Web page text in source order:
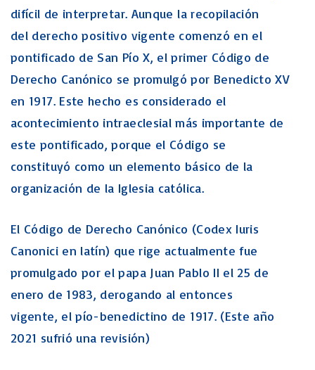
difícil de interpretar. Aunque la recopilación
del derecho positivo vigente comenzó en el
pontificado de San Pío X, el primer Código de
Derecho Canónico se promulgó por Benedicto XV
en 1917. Este hecho es considerado el
acontecimiento intraeclesial más importante de
este pontificado, porque el Código se
constituyó como un elemento básico de la
organización de la Iglesia católica.
El Código de Derecho Canónico (Codex Iuris
Canonici en latín) que rige actualmente fue
promulgado por el papa Juan Pablo II el 25 de
enero de 1983, derogando al entonces
vigente, el pío-benedictino de 1917. (Este año
2021 sufrió una revisión)